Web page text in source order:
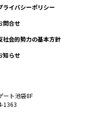
ライバシーポリシー
問合せ
社会的勢力の基本方針
知らせ
ート池袋8F
1363